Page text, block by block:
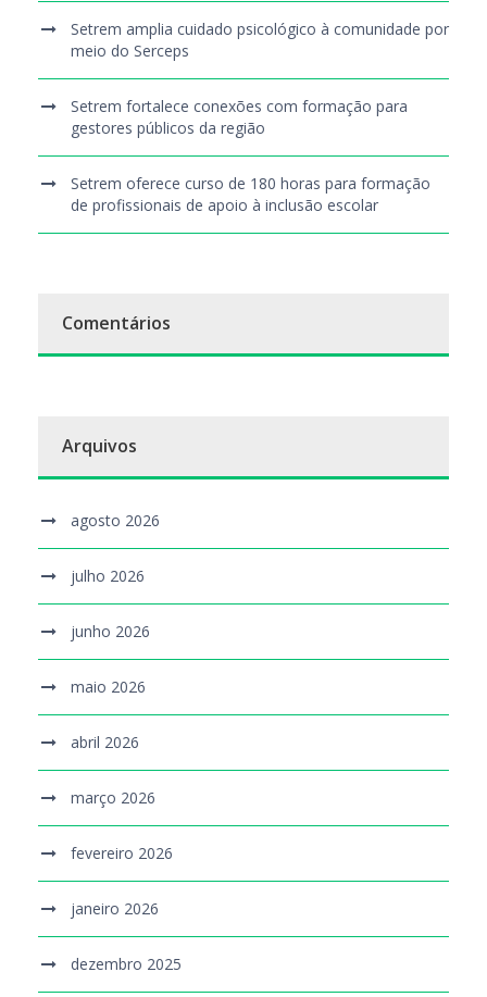
Setrem amplia cuidado psicológico à comunidade por
meio do Serceps
Setrem fortalece conexões com formação para
gestores públicos da região
Setrem oferece curso de 180 horas para formação
de profissionais de apoio à inclusão escolar
Comentários
Arquivos
agosto 2026
julho 2026
junho 2026
maio 2026
abril 2026
março 2026
fevereiro 2026
janeiro 2026
dezembro 2025